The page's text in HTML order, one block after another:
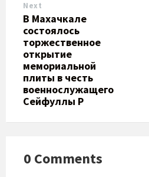
Next
​В Махачкале
состоялось
торжественное
открытие
мемориальной
плиты в честь
военнослужащего
Сейфуллы Р
0 Comments